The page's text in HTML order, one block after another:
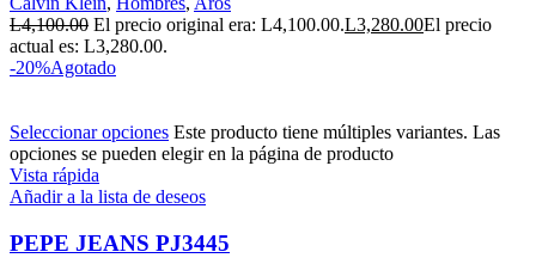
L4,100.00 El precio original era: L4,100.00.L3,280.00El precio
actual es: L3,280.00.
-20%Agotado
Seleccionar opciones Este producto tiene múltiples variantes. Las
opciones se pueden elegir en la página de producto
Vista rápida
Añadir a la lista de deseos
PEPE JEANS PJ3445